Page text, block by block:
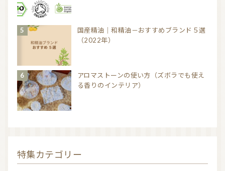
国産精油｜和精油－おすすめブランド５選
（2022年）
アロマストーンの使い方（ズボラでも使え
る香りのインテリア）
特集カテゴリー